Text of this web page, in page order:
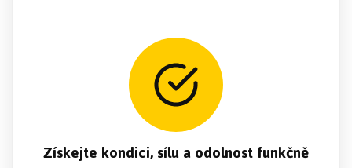
Získejte kondici, sílu a odolnost funkčně